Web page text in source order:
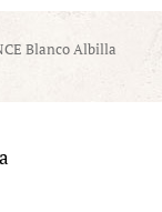
Blanco Albilla